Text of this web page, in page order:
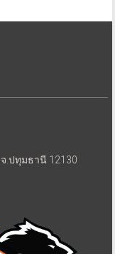
.ปทุมธานี 12130